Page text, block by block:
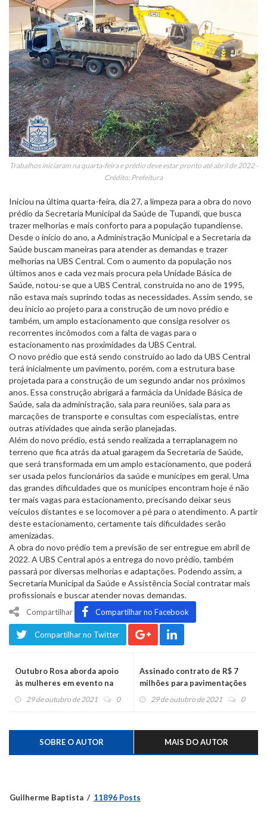
Trabalhos iniciaram na quarta-feira e prédio deve estar pronto até abril de 2022 -
Crédito: Prefeitura
Iniciou na última quarta-feira, dia 27, a limpeza para a obra do novo
prédio da Secretaria Municipal da Saúde de Tupandi, que busca
trazer melhorias e mais conforto para a população tupandiense.
Desde o início do ano, a Administração Municipal e a Secretaria da
Saúde buscam maneiras para atender as demandas e trazer
melhorias na UBS Central. Com o aumento da população nos
últimos anos e cada vez mais procura pela Unidade Básica de
Saúde, notou-se que a UBS Central, construída no ano de 1995,
não estava mais suprindo todas as necessidades. Assim sendo, se
deu início ao projeto para a construção de um novo prédio e
também, um amplo estacionamento que consiga resolver os
recorrentes incômodos com a falta de vagas para o
estacionamento nas proximidades da UBS Central.
O novo prédio que está sendo construído ao lado da UBS Central
terá inicialmente um pavimento, porém, com a estrutura base
projetada para a construção de um segundo andar nos próximos
anos. Essa construção abrigará a farmácia da Unidade Básica de
Saúde, sala da administração, sala para reuniões, sala para as
marcações de transporte e consultas com especialistas, entre
outras atividades que ainda serão planejadas.
Além do novo prédio, está sendo realizada a terraplanagem no
terreno que fica atrás da atual garagem da Secretaria de Saúde,
que será transformada em um amplo estacionamento, que poderá
ser usada pelos funcionários da saúde e munícipes em geral. Uma
das grandes dificuldades que os munícipes encontram hoje é não
ter mais vagas para estacionamento, precisando deixar seus
veículos distantes e se locomover a pé para o atendimento. A partir
deste estacionamento, certamente tais dificuldades serão
amenizadas.
A obra do novo prédio tem a previsão de ser entregue em abril de
2022. A UBS Central após a entrega do novo prédio, também
passará por diversas melhorias e adaptações. Podendo assim, a
Secretaria Municipal da Saúde e Assistência Social contratar mais
profissionais e buscar atender novas demandas.
Compartilhar Compartilhar no Facebook
Compartilhar no Twitter
Outubro Rosa aborda apoio
às mulheres em evento na
Câmara
29 de outubro de 2021 0
Assinado contrato de R$ 7
milhões para pavimentações
e infraestrutura
29 de outubro de 2021 0
SOBRE O AUTOR MAIS DO AUTOR
Guilherme Baptista 11896 Posts